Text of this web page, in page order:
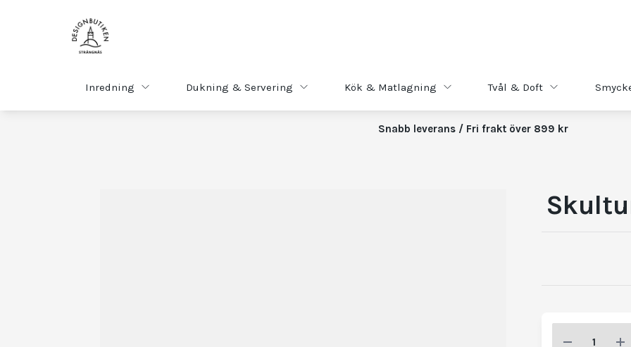
Inredning Dukning & Servering Kök & Matlagning Tvål & Doft
Snabb leverans / Fri frakt över 899 kr